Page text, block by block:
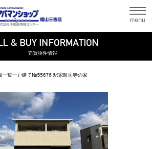
menu
& BUY INFORMATION
売買物件情報
一覧一戸建て№55676 駅家町坊寺の家